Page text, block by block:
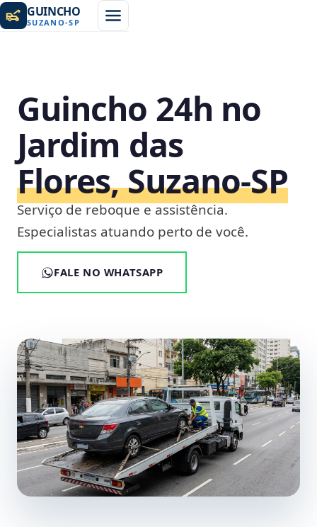
GUINCHO
SUZANO-SP
Guincho 24h no
Jardim das
Flores, Suzano‑SP
Serviço de reboque e assistência.
Especialistas atuando perto de você.
FALE NO WHATSAPP